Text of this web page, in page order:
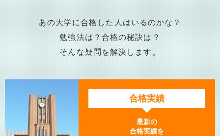
あの大学に合格した人はいるのかな？
勉強法は？合格の秘訣は？
そんな疑問を解決します。
合格実績
最新の
合格実績を